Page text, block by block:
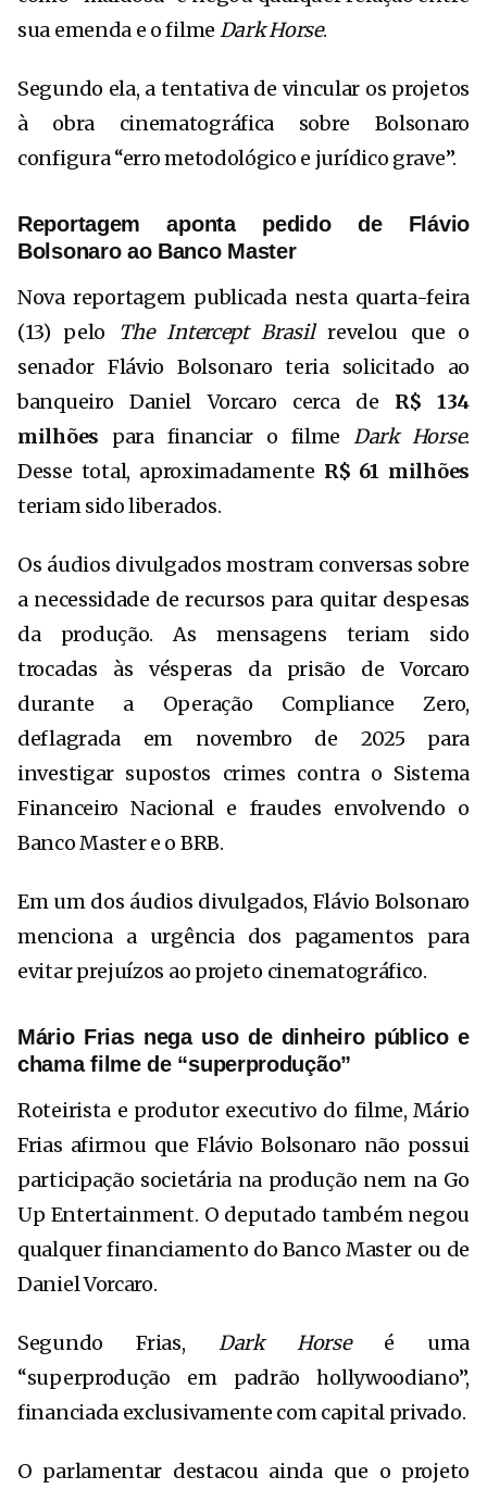
sua emenda e o filme Dark Horse.
Segundo ela, a tentativa de vincular os projetos
à obra cinematográfica sobre Bolsonaro
configura “erro metodológico e jurídico grave”.
Reportagem aponta pedido de Flávio
Bolsonaro ao Banco Master
Nova reportagem publicada nesta quarta-feira
(13) pelo The Intercept Brasilrevelou que o
senador Flávio Bolsonaro teria solicitado ao
banqueiro Daniel Vorcaro cerca de R$ 134
milhões para financiar o filmeDark Horse.
Desse total, aproximadamente R$ 61 milhões
teriam sido liberados.
Os áudios divulgados mostram conversas sobre
a necessidade de recursos para quitar despesas
da produção. As mensagens teriam sido
trocadas às vésperas da prisão de Vorcaro
durante a Operação Compliance Zero,
deflagrada em novembro de 2025 para
investigar supostos crimes contra o Sistema
Financeiro Nacional e fraudes envolvendo o
Banco Master e o BRB.
Em um dos áudios divulgados, Flávio Bolsonaro
menciona a urgência dos pagamentos para
evitar prejuízos ao projeto cinematográfico.
Mário Frias nega uso de dinheiro público e
chama filme de “superprodução”
Roteirista e produtor executivo do filme, Mário
Frias afirmou que Flávio Bolsonaro não possui
participação societária na produção nem na Go
Up Entertainment. O deputado também negou
qualquer financiamento do Banco Master ou de
Daniel Vorcaro.
Segundo Frias, Dark Horseé uma
“superprodução em padrão hollywoodiano”,
financiada exclusivamente com capital privado.
O parlamentar destacou ainda que o projeto